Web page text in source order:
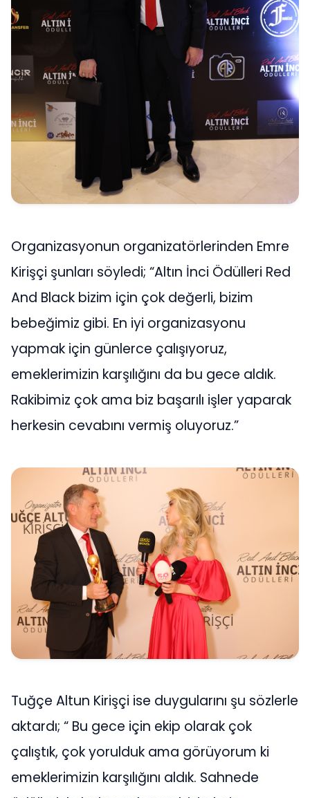
Organizasyonun organizatörlerinden Emre
Kirişçi şunları söyledi; “Altın İnci Ödülleri Red
And Black bizim için çok değerli, bizim
bebeğimiz gibi. En iyi organizasyonu
yapmak için günlerce çalışıyoruz,
emeklerimizin karşılığını da bu gece aldık.
Rakibimiz çok ama biz başarılı işler yaparak
herkesin cevabını vermiş oluyoruz.”
Tuğçe Altun Kirişçi ise duygularını şu sözlerle
aktardı; “ Bu gece için ekip olarak çok
çalıştık, çok yorulduk ama görüyorum ki
emeklerimizin karşılığını aldık. Sahnede